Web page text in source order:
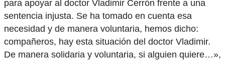
para apoyar al doctor Vladimir Cerrón frente a una
sentencia injusta. Se ha tomado en cuenta esa
necesidad y de manera voluntaria, hemos dicho:
compañeros, hay esta situación del doctor Vladimir.
De manera solidaria y voluntaria, si alguien quiere…»,